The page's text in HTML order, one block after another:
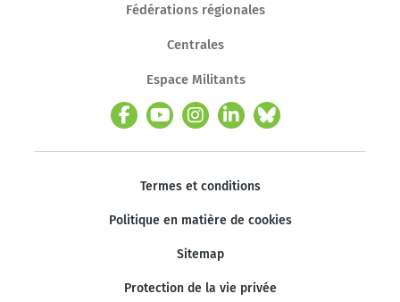
Fédérations régionales
Centrales
Espace Militants
Termes et conditions
Politique en matière de cookies
Sitemap
Protection de la vie privée